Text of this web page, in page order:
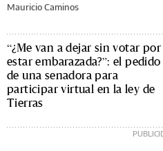
Mauricio Caminos
“¿Me van a dejar sin votar por
estar embarazada?”: el pedido
de una senadora para
participar virtual en la ley de
Tierras